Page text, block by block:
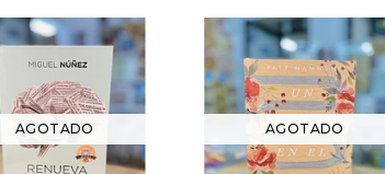
AGOTADO AGOTADO